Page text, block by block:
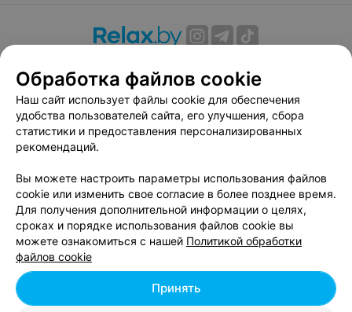
Вакансии
Публичный договор
Способы оплаты
Публичный договор по использованию сервиса
«Афиша»
Пользовательское соглашение
Связаться по вопросам сотрудничества
Написать руководителю relax.by
Персональные настройки cookie
Обработка персональных данных
Обработка файлов cookie
Наш сайт использует файлы cookie для обеспечения
удобства пользователей сайта, его улучшения, сбора
статистики и предоставления персонализированных
рекомендаций.
Вы можете настроить параметры использования файлов
cookie или изменить свое согласие в более позднее время.
Для получения дополнительной информации о целях,
сроках и порядке использования файлов cookie вы
можете ознакомиться с нашей Политикой обработки
файлов cookie
Принять